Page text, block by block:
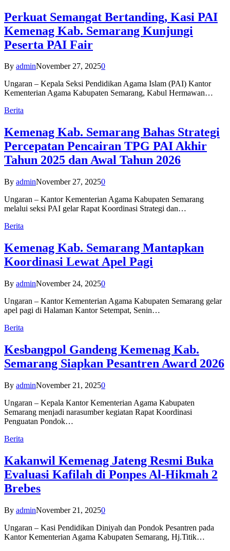
Perkuat Semangat Bertanding, Kasi PAI
Kemenag Kab. Semarang Kunjungi
Peserta PAI Fair
By adminNovember 27, 20250
Ungaran – Kepala Seksi Pendidikan Agama Islam (PAI) Kantor
Kementerian Agama Kabupaten Semarang, Kabul Hermawan…
Berita
Kemenag Kab. Semarang Bahas Strategi
Percepatan Pencairan TPG PAI Akhir
Tahun 2025 dan Awal Tahun 2026
By adminNovember 27, 20250
Ungaran – Kantor Kementerian Agama Kabupaten Semarang
melalui seksi PAI gelar Rapat Koordinasi Strategi dan…
Berita
Kemenag Kab. Semarang Mantapkan
Koordinasi Lewat Apel Pagi
By adminNovember 24, 20250
Ungaran – Kantor Kementerian Agama Kabupaten Semarang gelar
apel pagi di Halaman Kantor Setempat, Senin…
Berita
Kesbangpol Gandeng Kemenag Kab.
Semarang Siapkan Pesantren Award 2026
By adminNovember 21, 20250
Ungaran – Kepala Kantor Kementerian Agama Kabupaten
Semarang menjadi narasumber kegiatan Rapat Koordinasi
Penguatan Pondok…
Berita
Kakanwil Kemenag Jateng Resmi Buka
Evaluasi Kafilah di Ponpes Al-Hikmah 2
Brebes
By adminNovember 21, 20250
Ungaran – Kasi Pendidikan Diniyah dan Pondok Pesantren pada
Kantor Kementerian Agama Kabupaten Semarang, Hj.Titik…